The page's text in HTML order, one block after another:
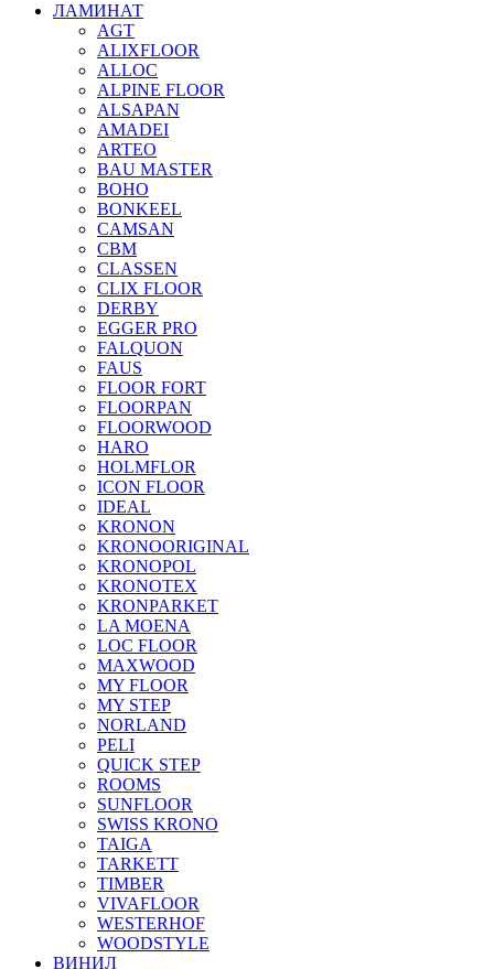
ЛАМИНАТ
AGT
ALIXFLOOR
ALLOC
ALPINE FLOOR
ALSAPAN
AMADEI
ARTEO
BAU MASTER
BOHO
BONKEEL
CAMSAN
CBM
CLASSEN
CLIX FLOOR
DERBY
EGGER PRO
FALQUON
FAUS
FLOOR FORT
FLOORPAN
FLOORWOOD
HARO
HOLMFLOR
ICON FLOOR
IDEAL
KRONON
KRONOORIGINAL
KRONOPOL
KRONOTEX
KRONPARKET
LA MOENA
LOC FLOOR
MAXWOOD
MY FLOOR
MY STEP
NORLAND
PELI
QUICK STEP
ROOMS
SUNFLOOR
SWISS KRONO
TAIGA
TARKETT
TIMBER
VIVAFLOOR
WESTERHOF
WOODSTYLE
ВИНИЛ